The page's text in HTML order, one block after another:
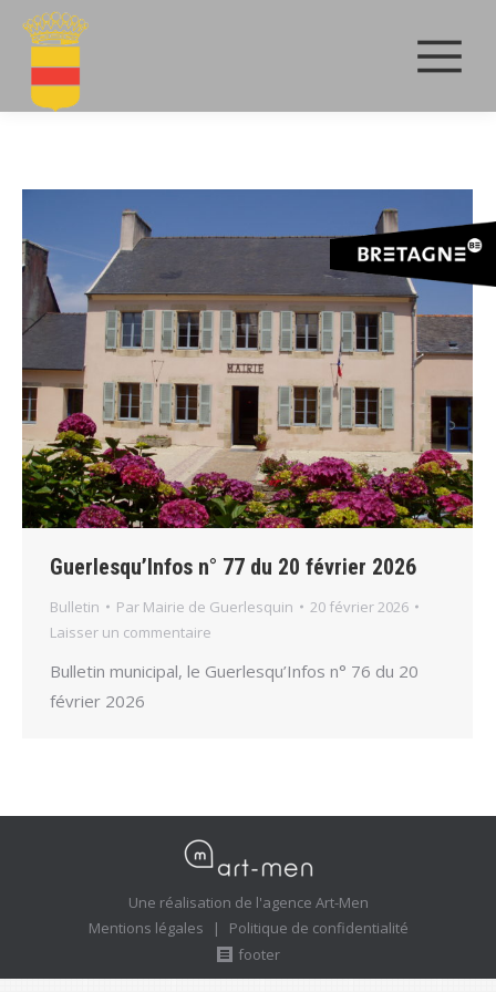
Guerlesqu’Infos n° 77 du 20 février 2026
Bulletin Par Mairie de Guerlesquin
20 février 2026
Laisser un commentaire
Bulletin municipal, le Guerlesqu’Infos n° 76 du 20
février 2026
Une réalisation de l'agence Art-Men
Mentions légales
|
Politique de confidentialité
footer